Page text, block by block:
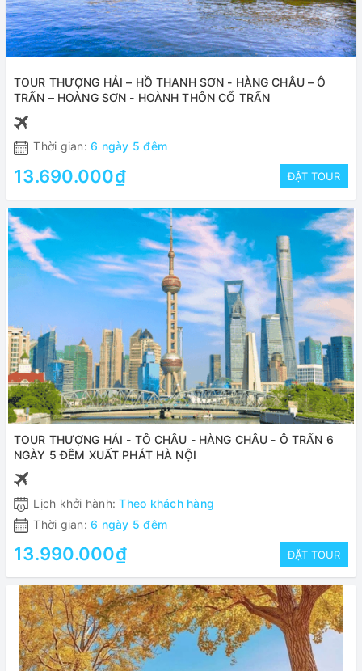
TOUR THƯỢNG HẢI – HỒ THANH SƠN - HÀNG CHÂU – Ô
TRẤN – HOÀNG SƠN - HOÀNH THÔN CỔ TRẤN
Thời gian: 6 ngày 5 đêm
13.690.000₫ ĐẶT TOUR
TOUR THƯỢNG HẢI - TÔ CHÂU - HÀNG CHÂU - Ô TRẤN 6
NGÀY 5 ĐÊM XUẤT PHÁT HÀ NỘI
Lịch khởi hành:Theo khách hàng
Thời gian: 6 ngày 5 đêm
13.990.000₫ ĐẶT TOUR